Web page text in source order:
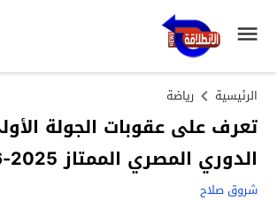
الرئيسية رياضة
تعرف على عقوبات الجولة
الدوري المصري الممتاز 2025-2026
شروق صلاح